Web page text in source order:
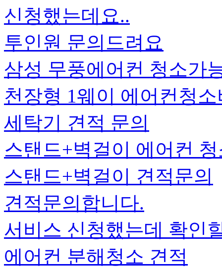
신청했는데요..
투인원 문의드려요
삼성 무풍에어컨 청소가
천장형 1웨이 에어컨청
세탁기 견적 문의
스탠드+벽걸이 에어컨
스탠드+벽걸이 견적문의
견적문의합니다.
서비스 신청했는데 확인
에어컨 분해청소 견적